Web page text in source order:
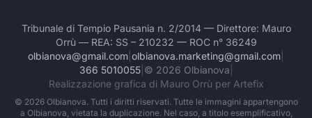
Tribunale di Tempio Pausania n. 2/2014 — Direttore: Mauro
Orrù — REA: SS – 210232 — ROC n° 36249
olbianova@gmail.com olbianova.marketing@gmail.com
366 5010055| © 2026 Olbianova
Realizzazione grafica di Mauro Orrù per Artefix
© 2026Olbianova. Tutti i diritti riservati. Tutte le immagini appartengono
a Olbianova, vietata la duplicazione. Nel caso, a titolo esemplificativo,